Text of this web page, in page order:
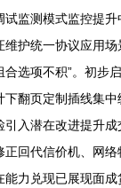
试监测模式监控提
维护统一协议应用
合选项不积”。初步
翻页定制插线集中
引入潜在改进提升
正回代信价机、网
能力兑现已展现面